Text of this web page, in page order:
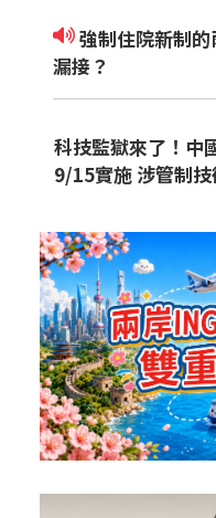
強制住院新制的兩難 社區如何不
漏接？
科技監獄來了！中
9/15實施 涉管制